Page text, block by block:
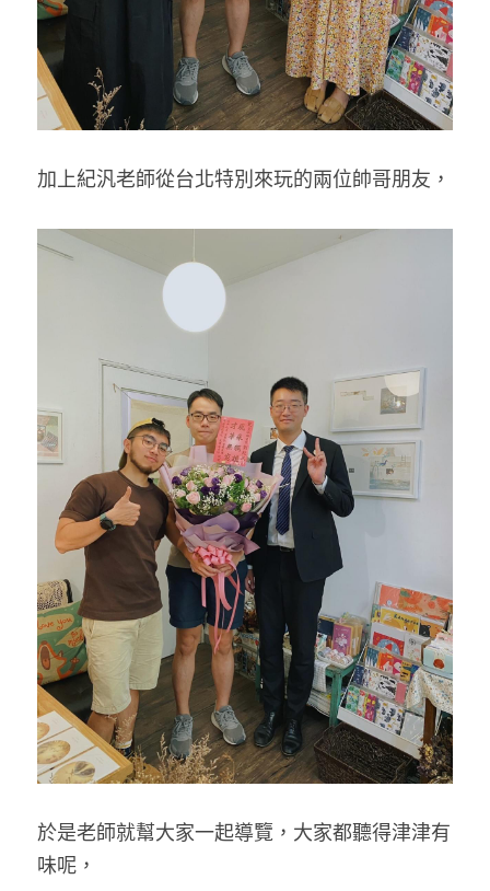
加上紀汎老師從台北特別來玩的兩位帥哥朋友，
於是老師就幫大家一起導覽，大家都聽得津津有
味呢，